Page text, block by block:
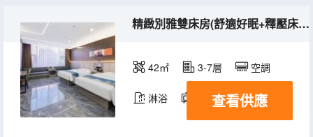
精緻別雅雙床房(舒適好眠+釋壓床墊+靜享空間）
42㎡ 3-7層 空調
淋浴 電視機
查看供應